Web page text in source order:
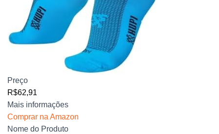
Preço
R$62,91
Mais informações
Comprar na Amazon
Nome do Produto